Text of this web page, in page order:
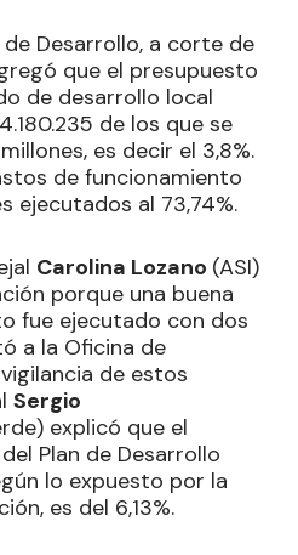
de Desarrollo, a corte de
que el presupuesto
de desarrollo local
de los que se
es decir el 3,8%.
de funcionamiento
ejecutados al 73,74%.
Carolina Lozano (ASI)
porque una buena
fue ejecutado con dos
a la Oficina de
de estos
Sergio
explicó que el
Plan de Desarrollo
lo expuesto por la
es del 6,13%.